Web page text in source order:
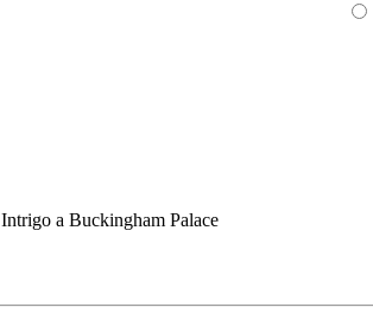
Intrigo a Buckingham Palace